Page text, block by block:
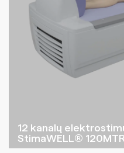
12 kanalų
StimaWELL®